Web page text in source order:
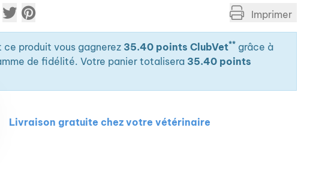
Imprimer
ce produit vous gagnerez 35.40 points ClubVet** grâce à
de fidélité. Votre panier totalisera 35.40 points
Livraison gratuite chez votre vétérinaire